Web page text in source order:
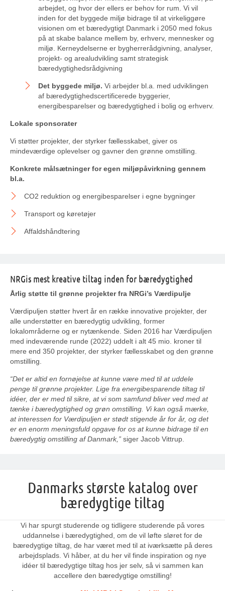
arbejdet, og hvor der ellers er behov for rum. Vi vil
inden for det byggede miljø bidrage til at virkeliggøre
visionen om et bæredygtigt Danmark i 2050 med fokus
på at skabe balance mellem by, erhverv, mennesker og
miljø. Kerneydelserne er bygherrerådgivning, analyser,
projekt- og arealudvikling samt strategisk
bæredygtighedsrådgivning
Det byggede miljø. Vi arbejder bl.a. med udviklingen
af bæredygtighedscertificerede byggerier,
energibesparelser og bæredygtighed i bolig og erhverv.
Lokale sponsorater
Vi støtter projekter, der styrker fællesskabet, giver os
mindeværdige oplevelser og gavner den grønne omstilling.
Konkrete målsætninger for egen miljøpåvirkning gennem
bl.a.
CO2 reduktion og energibesparelser i egne bygninger
Transport og køretøjer
Affaldshåndtering
NRGis mest kreative tiltag inden for bæredygtighed
Årlig støtte til grønne projekter fra NRGi’s Værdipulje
Værdipuljen støtter hvert år en række innovative projekter, der
alle understøtter en bæredygtig udvikling, former
lokalområderne og er nytænkende. Siden 2016 har Værdipuljen
med indeværende runde (2022) uddelt i alt 45 mio. kroner til
mere end 350 projekter, der styrker fællesskabet og den grønne
omstilling.
“Det er altid en fornøjelse at kunne være med til at uddele
penge til grønne projekter. Lige fra energibesparende tiltag til
idéer, der er med til sikre, at vi som samfund bliver ved med at
tænke i bæredygtighed og grøn omstilling. Vi kan også mærke,
at interessen for Værdipuljen er stødt stigende år for år, og det
er en enorm meningsfuld opgave for os at kunne bidrage til en
bæredygtig omstilling af Danmark,” siger Jacob Vittrup.
Danmarks største katalog over
bæredygtige tiltag
Vi har spurgt studerende og tidligere studerende på vores
uddannelse i bæredygtighed, om de vil løfte sløret for de
bæredygtige tiltag, de har været med til at iværksætte på deres
arbejdsplads. Vi håber, at du her vil finde inspiration og nye
idéer til bæredygtige tiltag hos jer selv, så vi sammen kan
accellere den bæredygtige omstilling!